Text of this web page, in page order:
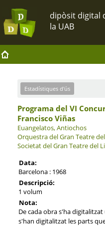
Estadístiques d'ús
Programa del VI
Francisco Viñas
Euangelatos, Antiochos
Orquestra del Gran Teatre
Societat del Gran Teatre del
Data:
Barcelona : 1968
Descripció:
1 volum
Nota:
De cada obra s'ha
s'han digitalitzat les parts